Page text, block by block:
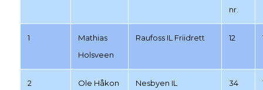
nr.
1
Mathias
Holsveen
Raufoss IL Friidrett 12
2
Ole Håkon
Nesbyen IL 34